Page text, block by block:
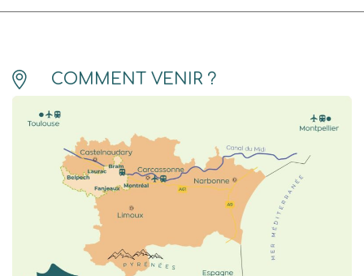
COMMENT VENIR ?